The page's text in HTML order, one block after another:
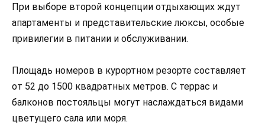
При выборе второй концепции отдыхающих ждут
апартаменты и представительские люксы, особые
привилегии в питании и обслуживании.
Площадь номеров в курортном резорте составляет
от 52 до 1500 квадратных метров. С террас и
балконов постояльцы могут наслаждаться видами
цветущего сала или моря.